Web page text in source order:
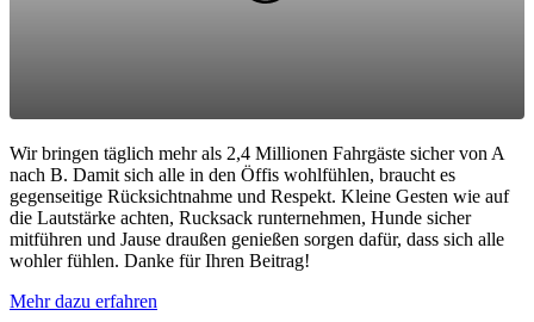
Wir bringen täglich mehr als 2,4 Millionen Fahrgäste sicher von A
nach B. Damit sich alle in den Öffis wohlfühlen, braucht es
gegenseitige Rücksichtnahme und Respekt. Kleine Gesten wie auf
die Lautstärke achten, Rucksack runternehmen, Hunde sicher
mitführen und Jause draußen genießen sorgen dafür, dass sich alle
wohler fühlen. Danke für Ihren Beitrag!
Mehr dazu erfahren